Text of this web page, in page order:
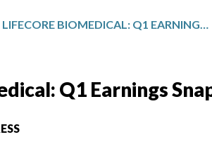
LIFECORE BIOMEDICAL: Q1 EARNINGS SNAPSHOT
Q1 Earnings